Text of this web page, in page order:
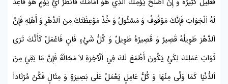
فَقَلِيلٌ كَثِيرُهُ وَ إِنَّ أَصْلَحَ يَوْمِكَ اَلَّذِي هُوَ أَمَامَكَ فَانْظُرْ أَيُّ يَوْمٍ هُوَ فَأَعِدَّ
لَهُ اَلْجَوَابَ فَإِنَّكَ مَوْقُوفٌ وَ مَسْئُولٌ وَ خُذْ مَوْعِظَتَكَ مِنَ اَلدَّهْرِ وَ أَهْلِهِ فَإِنَّ
اَلدَّهْرَ طَوِيلُهُ قَصِيرٌ وَ قَصِيرُهُ طَوِيلٌ وَ كُلُّ شَيْءٍ فَانٍ فَاعْمَلْ كَأَنَّكَ تَرَى
ثَوَابَ عَمَلِكَ لِكَيْ يَكُونَ أَطْمَعَ لَكَ فِي اَلْآخِرَةِ لاَ مَحَالَةَ فَإِنَّ مَا بَقِيَ مِنَ
اَلدُّنْيَا كَمَا وَلَّى مِنْهَا وَ كُلُّ عَامِلٍ يَعْمَلُ عَلَى بَصِيرَةٍ وَ مِثَالٍ فَكُنْ مُرْتَاداً